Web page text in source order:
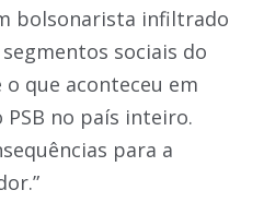
bolsonarista infiltrado
sociais do
o que aconteceu em
PSB no país inteiro.
para a